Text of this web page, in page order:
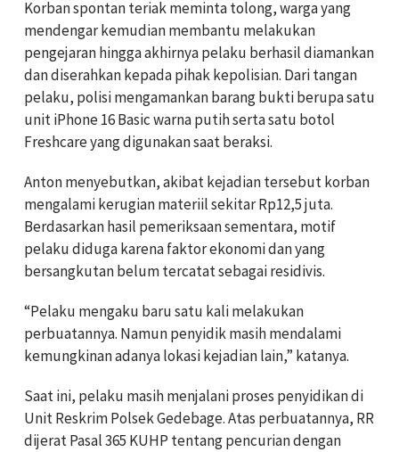
Korban spontan teriak meminta tolong, warga yang
mendengar kemudian membantu melakukan
pengejaran hingga akhirnya pelaku berhasil diamankan
dan diserahkan kepada pihak kepolisian. Dari tangan
pelaku, polisi mengamankan barang bukti berupa satu
unit iPhone 16 Basic warna putih serta satu botol
Freshcare yang digunakan saat beraksi.
Anton menyebutkan, akibat kejadian tersebut korban
mengalami kerugian materiil sekitar Rp12,5 juta.
Berdasarkan hasil pemeriksaan sementara, motif
pelaku diduga karena faktor ekonomi dan yang
bersangkutan belum tercatat sebagai residivis.
“Pelaku mengaku baru satu kali melakukan
perbuatannya. Namun penyidik masih mendalami
kemungkinan adanya lokasi kejadian lain,” katanya.
Saat ini, pelaku masih menjalani proses penyidikan di
Unit Reskrim Polsek Gedebage. Atas perbuatannya, RR
dijerat Pasal 365 KUHP tentang pencurian dengan